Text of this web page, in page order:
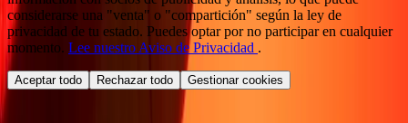
considerarse una "venta" o "compartición" según la ley de
privacidad de tu estado. Puedes optar por no participar en cualquier
momento. Lee nuestro Aviso de Privacidad .
Aceptar todo Rechazar todo Gestionar cookies